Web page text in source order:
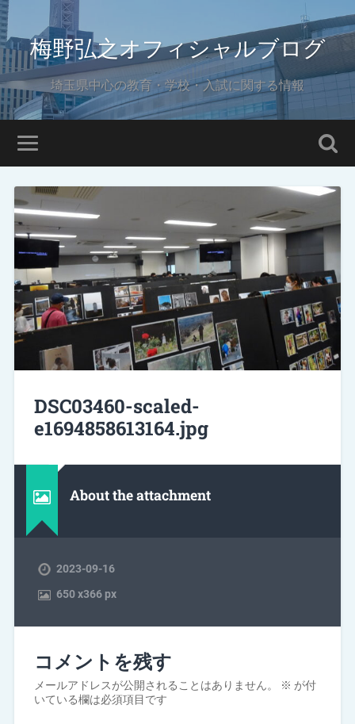
梅野弘之オフィシャルブログ
埼玉県中心の教育・学校・入試に関する情報
DSC03460-scaled-
e1694858613164.jpg
About the attachment
2023-09-16
650x366 px
コメントを残す
メールアドレスが公開されることはありません。 ※ が付
いている欄は必須項目です